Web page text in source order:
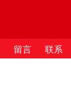
留言 联系